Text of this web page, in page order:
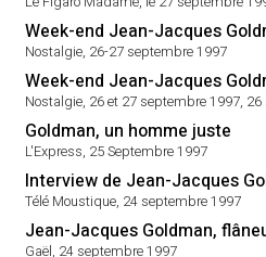
Week-end Jean-Jacques
Nostalgie, 26-27 septembre 1997
Week-end Jean-Jacques
Nostalgie, 26 et 27 septembre 1997,
Goldman, un homme juste
L'Express, 25 Septembre 1997
Interview de Jean-Jacques
Télé Moustique, 24 septembre 1997
Jean-Jacques Goldman,
Gaël, 24 septembre 1997